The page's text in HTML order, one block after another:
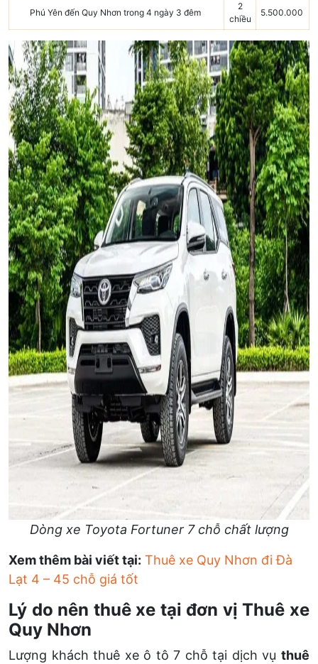
Phú Yên đến Quy Nhơn trong 4 ngày 3 đêm
2
chiều
5.500.000
Dòng xe Toyota Fortuner 7 chỗ chất lượng
Xem thêm bài viết tại: Thuê xe Quy Nhơn đi Đà
Lạt 4 – 45 chỗ giá tốt
Lý do nên thuê xe tại đơn vị Thuê xe
Quy Nhơn
Lượng khách thuê xe ô tô 7 chỗ tại dịch vụ thuê